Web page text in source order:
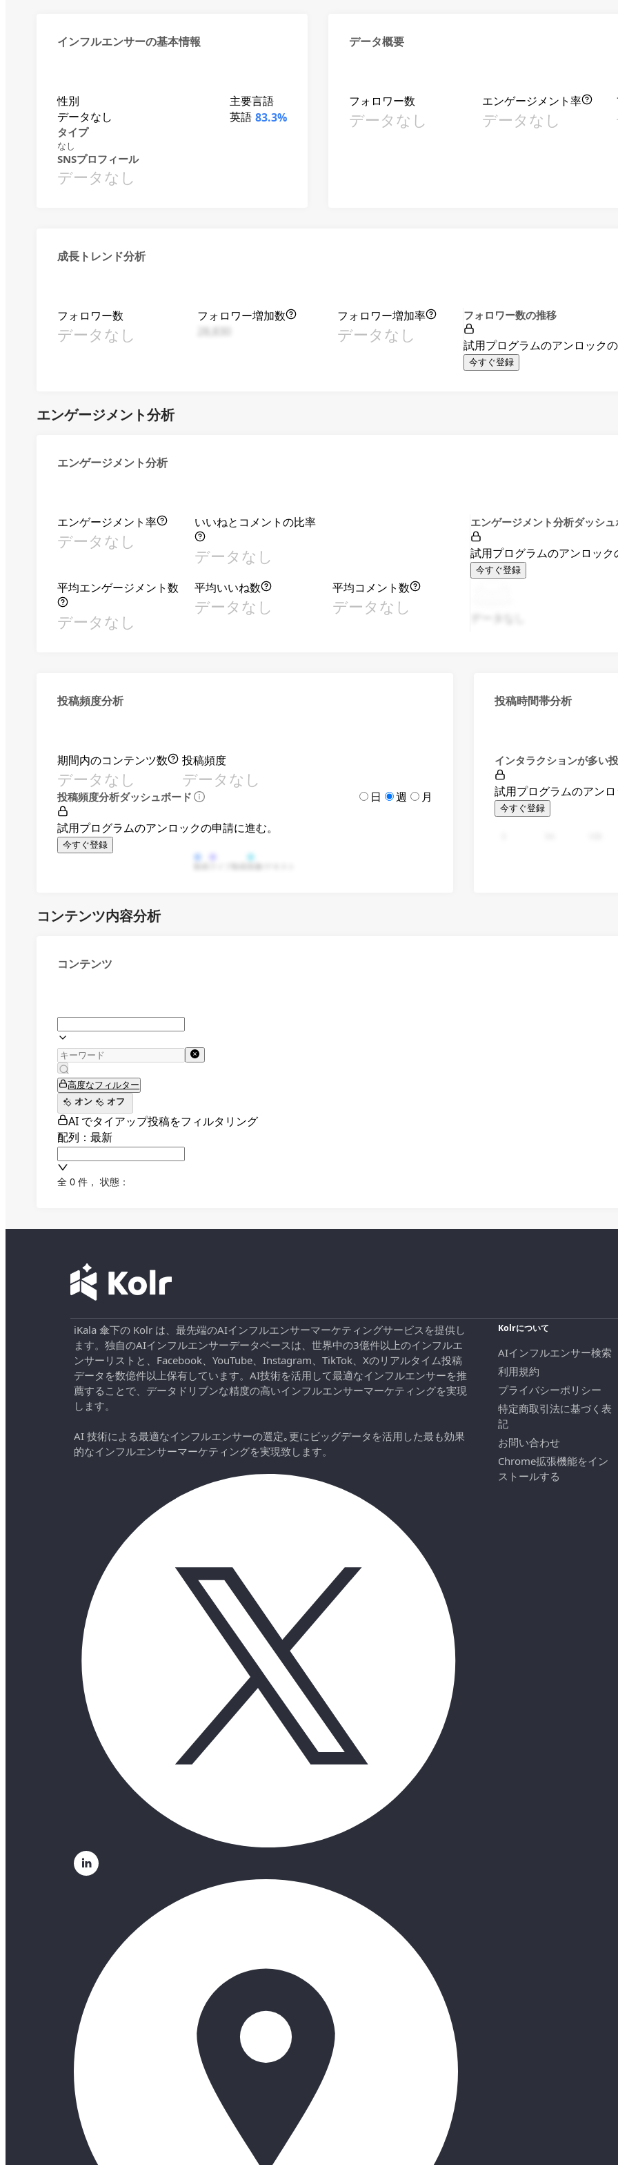
インフルエンサーの基本情報
性別
データなし
主要言語
英語 83.3%
タイプ
なし
SNSプロフィール
データなし
データ概要
フォロワー数
データなし
エンゲージメント率
データなし
成長トレンド分析
フォロワー数
データなし
フォロワー増加数
フォロワー増加率
データなし
フォロワー数の推移
試用プログラムのアンロックの
今すぐ登録
エンゲージメント分析
エンゲージメント分析
エンゲージメント率
データなし
いいねとコメントの比率
データなし
平均エンゲージメント数
データなし
平均いいね数
データなし
平均コメント数
データなし
エンゲージメント分析ダッシュ
試用プログラムのアンロック
今すぐ登録
投稿頻度分析
期間内のコンテンツ数
データなし
投稿頻度
データなし
投稿頻度分析ダッシュボード 日 週 月
試用プログラムのアンロックの申請に進む。
今すぐ登録
投稿時間帯分析
インタラクションが多い
試用プログラムのアンロ
今すぐ登録
コンテンツ内容分析
コンテンツ
高度なフィルター
オン
オフ
AI でタイアップ投稿をフィルタリング
配列：最新
全 0 件 ， 状態：
iKala 傘下の Kolr は、最先端のAIインフルエンサーマーケティングサービスを提供し
ます。独自のAIインフルエンサーデータベースは、世界中の3億件以上のインフルエ
ンサーリストと、Facebook、YouTube、Instagram、TikTok、Xのリアルタイム投稿
データを数億件以上保有しています。AI技術を活用して最適なインフルエンサーを推
薦することで、データドリブンな精度の高いインフルエンサーマーケティングを実現
します。
AI 技術による最適なインフルエンサーの選定｡更にビッグデータを活用した最も効果
的なインフルエンサーマーケティングを実現致します。
Kolrについて
AIインフルエンサー検索
利用規約
プライバシーポリシー
特定商取引法に基づく表
記
お問い合わせ
Chrome拡張機能をイン
ストールする